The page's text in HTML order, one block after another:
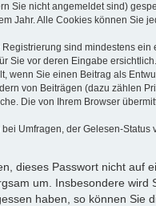
Sie nicht angemeldet sind)
Jahr. Alle Cookies können Sie
sind mindestens ein
Sie vor deren Eingabe ersichtlich.
wenn Sie einen Beitrag als
von Beiträgen (dazu zählen
Die von Ihrem Browser
Umfragen, der Gelesen-Status
dieses Passwort nicht auf
um. Insbesondere wird
haben, so können Sie